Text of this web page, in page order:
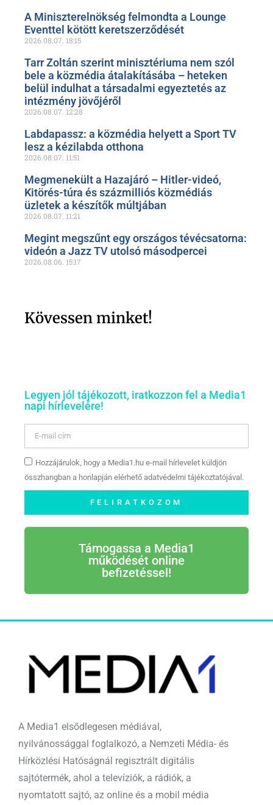
A Miniszterelnökség felmondta a Lounge
Eventtel kötött keretszerződését
2026.08.07. 18:15
Tarr Zoltán szerint minisztériuma nem szól
bele a közmédia átalakításába – heteken
belül indulhat a társadalmi egyeztetés az
intézmény jövőjéről
2026.08.07. 12:28
Labdapassz: a közmédia helyett a Sport TV
lesz a kézilabda otthona
2026.08.07. 11:51
Megmenekült a Hazajáró – Hitler-videó,
Kitörés-túra és százmilliós közmédiás
üzletek a készítők múltjában
2026.08.07. 11:21
Megint megszűnt egy országos tévécsatorna:
videón a Jazz TV utolsó másodpercei
2026.08.06. 15:17
Kövessen minket!
Legyen jól tájékozott, iratkozzon fel a Media1
napi hírlevelére!
Hozzájárulok, hogy a Media1.hu e-mail hírlevelet küldjön
összhangban a honlapján elérhető adatvédelmi tájékoztatójával.
FELIRATKOZOM
Támogassa a Media1
működését online
befizetéssel!
A Media1 elsődlegesen médiával,
nyilvánossággal foglalkozó, a Nemzeti Média- és
Hírközlési Hatóságnál regisztrált digitális
sajtótermék, ahol a televíziók, a rádiók, a
nyomtatott sajtó, az online és a mobil média